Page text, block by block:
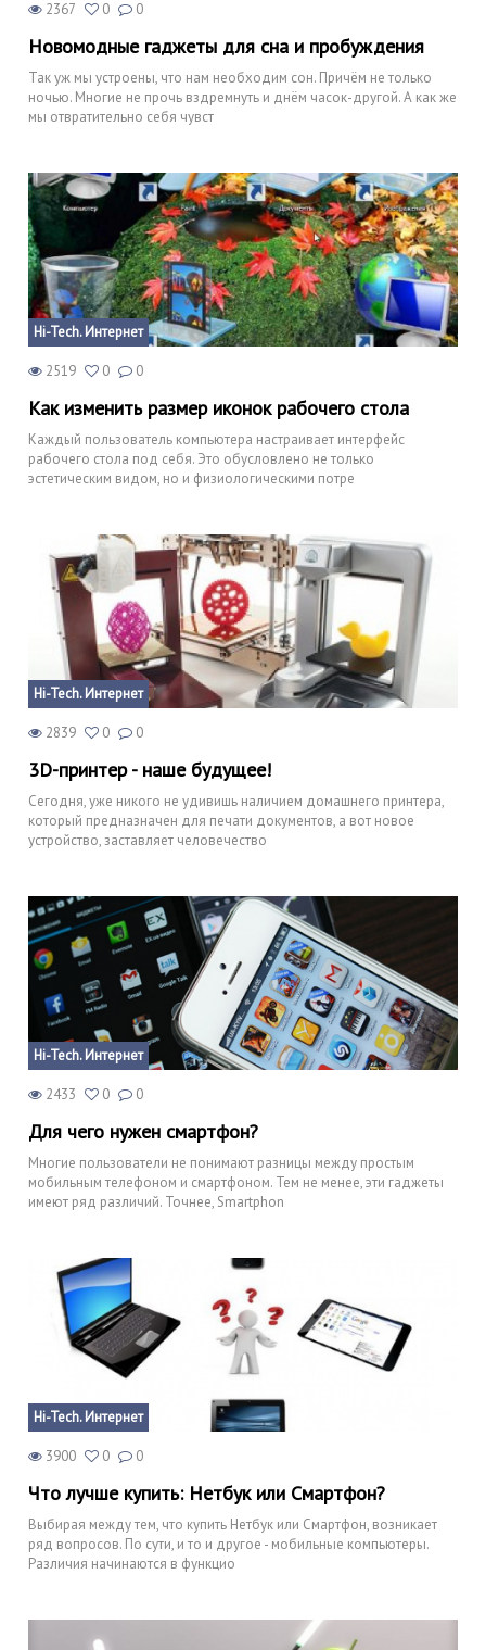
2367 0 0
Новомодные гаджеты для сна и пробуждения
Так уж мы устроены, что нам необходим сон. Причём не только
ночью. Многие не прочь вздремнуть и днём часок-другой. А как же
мы отвратительно себя чувст
Hi-Tech. Интернет
2519 0 0
Как изменить размер иконок рабочего стола
Каждый пользователь компьютера настраивает интерфейс
рабочего стола под себя. Это обусловлено не только
эстетическим видом, но и физиологическими потре
Hi-Tech. Интернет
2839 0 0
3D-принтер - наше будущее!
Сегодня, уже никого не удивишь наличием домашнего принтера,
который предназначен для печати документов, а вот новое
устройство, заставляет человечество
Hi-Tech. Интернет
2433 0 0
Для чего нужен смартфон?
Многие пользователи не понимают разницы между простым
мобильным телефоном и смартфоном. Тем не менее, эти гаджеты
имеют ряд различий. Точнее, Smartphon
Hi-Tech. Интернет
3900 0 0
Что лучше купить: Нетбук или Смартфон?
Выбирая между тем, что купить Нетбук или Смартфон, возникает
ряд вопросов. По сути, и то и другое - мобильные компьютеры.
Различия начинаются в функцио